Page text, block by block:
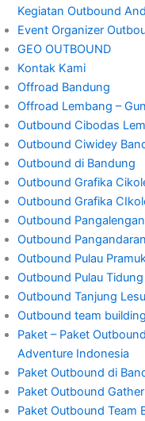
Kegiatan Outbound
Event Organizer
GEO OUTBOUND
Kontak Kami
Offroad Bandung
Offroad Lembang –
Outbound Cibodas
Outbound Ciwidey
Outbound di Bandung
Outbound Grafika
Outbound Grafika
Outbound Pangalengan
Outbound Pangandaran
Outbound Pulau
Outbound Pulau Tidung
Outbound Tanjung
Outbound team
Paket – Paket
Adventure Indonesia
Paket Outbound di
Paket Outbound
Paket Outbound Team